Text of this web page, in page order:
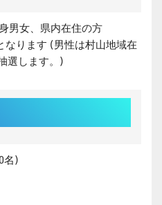
男女、県内在住の方
なります (男性は村山地域在
選します。)
名)